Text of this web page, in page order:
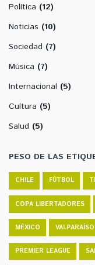
Política (12)
Noticias (10)
Sociedad (7)
Música (7)
Internacional (5)
Cultura (5)
Salud (5)
PESO DE LAS
CHILE FÚTBOL
COPA LIBERTADORES
MÉXICO VALPARAÍSO
PREMIER LEAGUE